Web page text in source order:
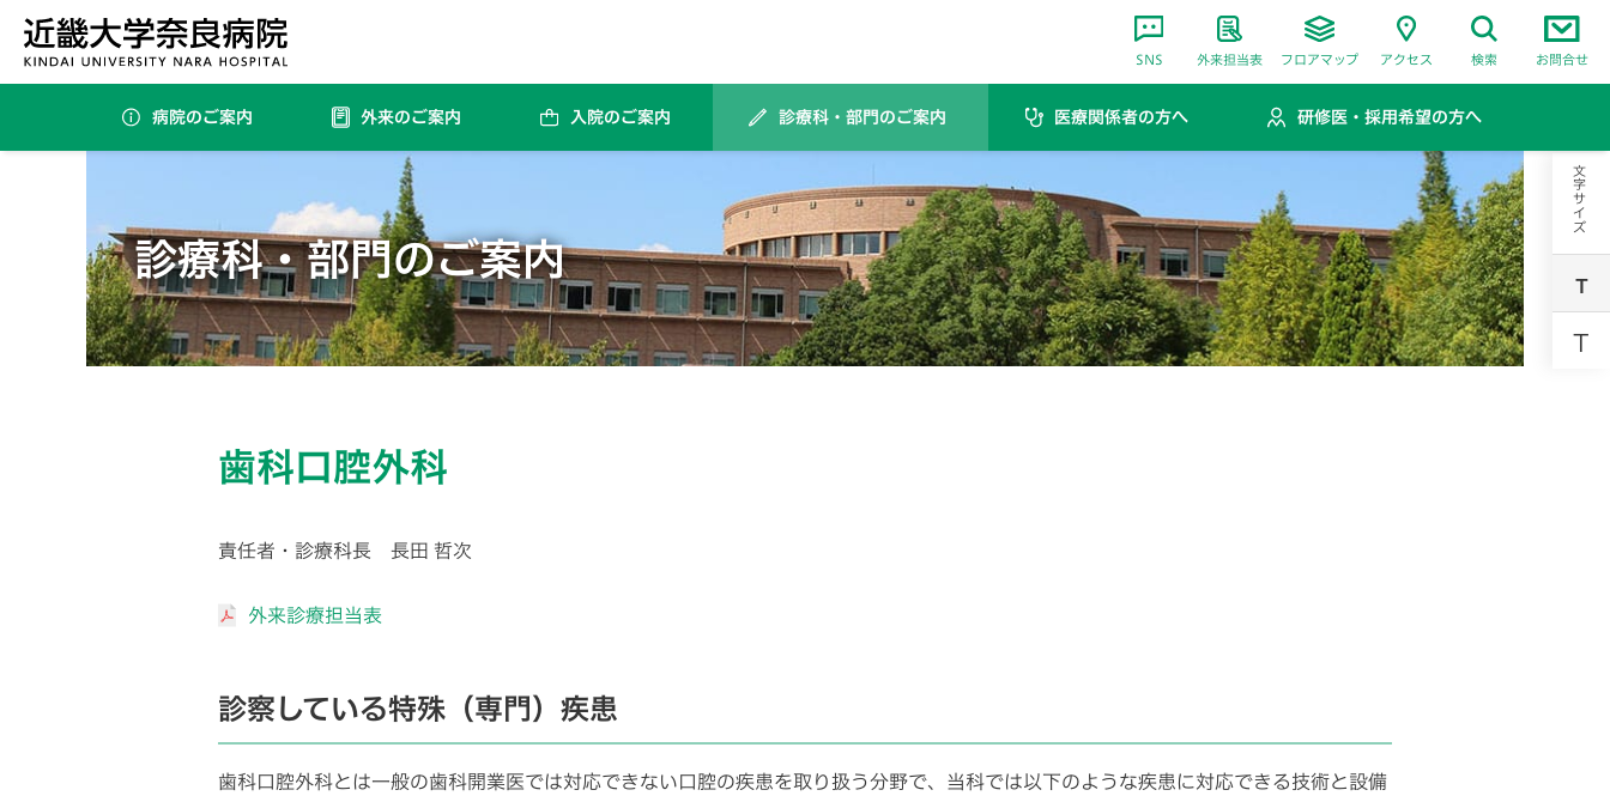
文字サイズ
T
T
SNS 外来担当表 フロアマップ アクセス 検索 お問合せ
病院のご案内 外来のご案内 入院のご案内 診療科・部門のご案内 医療関係者の方へ 研修医・採用希望の方へ
診療科・部門のご案内
歯科口腔外科
責任者・診療科長 長田 哲次
外来診療担当表
診察している特殊（専門）疾患
歯科口腔外科とは一般の歯科開業医では対応できない口腔の疾患を取り扱う分野で、当科では以下のような疾患に対応できる技術と設備